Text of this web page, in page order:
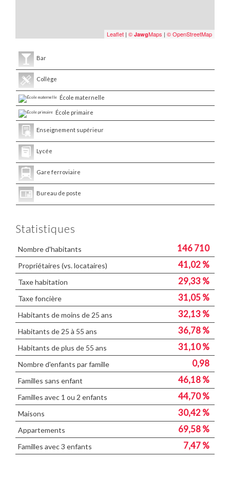
Leaflet | © JawgMaps | © OpenStreetMap
Bar
Collège
École maternelle
École primaire
Enseignement supérieur
Lycée
Gare ferroviaire
Bureau de poste
Statistiques
Nombre d'habitants 146 710
Propriétaires (vs. locataires) 41,02 %
Taxe habitation 29,33 %
Taxe foncière 31,05 %
Habitants de moins de 25 ans 32,13 %
Habitants de 25 à 55 ans 36,78 %
Habitants de plus de 55 ans 31,10 %
Nombre d'enfants par famille 0,98
Familles sans enfant 46,18 %
Familles avec 1 ou 2 enfants 44,70 %
Maisons 30,42 %
Appartements 69,58 %
Familles avec 3 enfants 7,47 %